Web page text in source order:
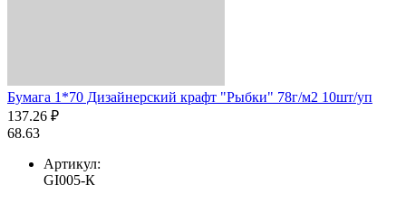
Бумага 1*70 Дизайнерский крафт "Рыбки" 78г/м2 10шт/уп
137.26 ₽
68.63
Артикул:
GI005-К